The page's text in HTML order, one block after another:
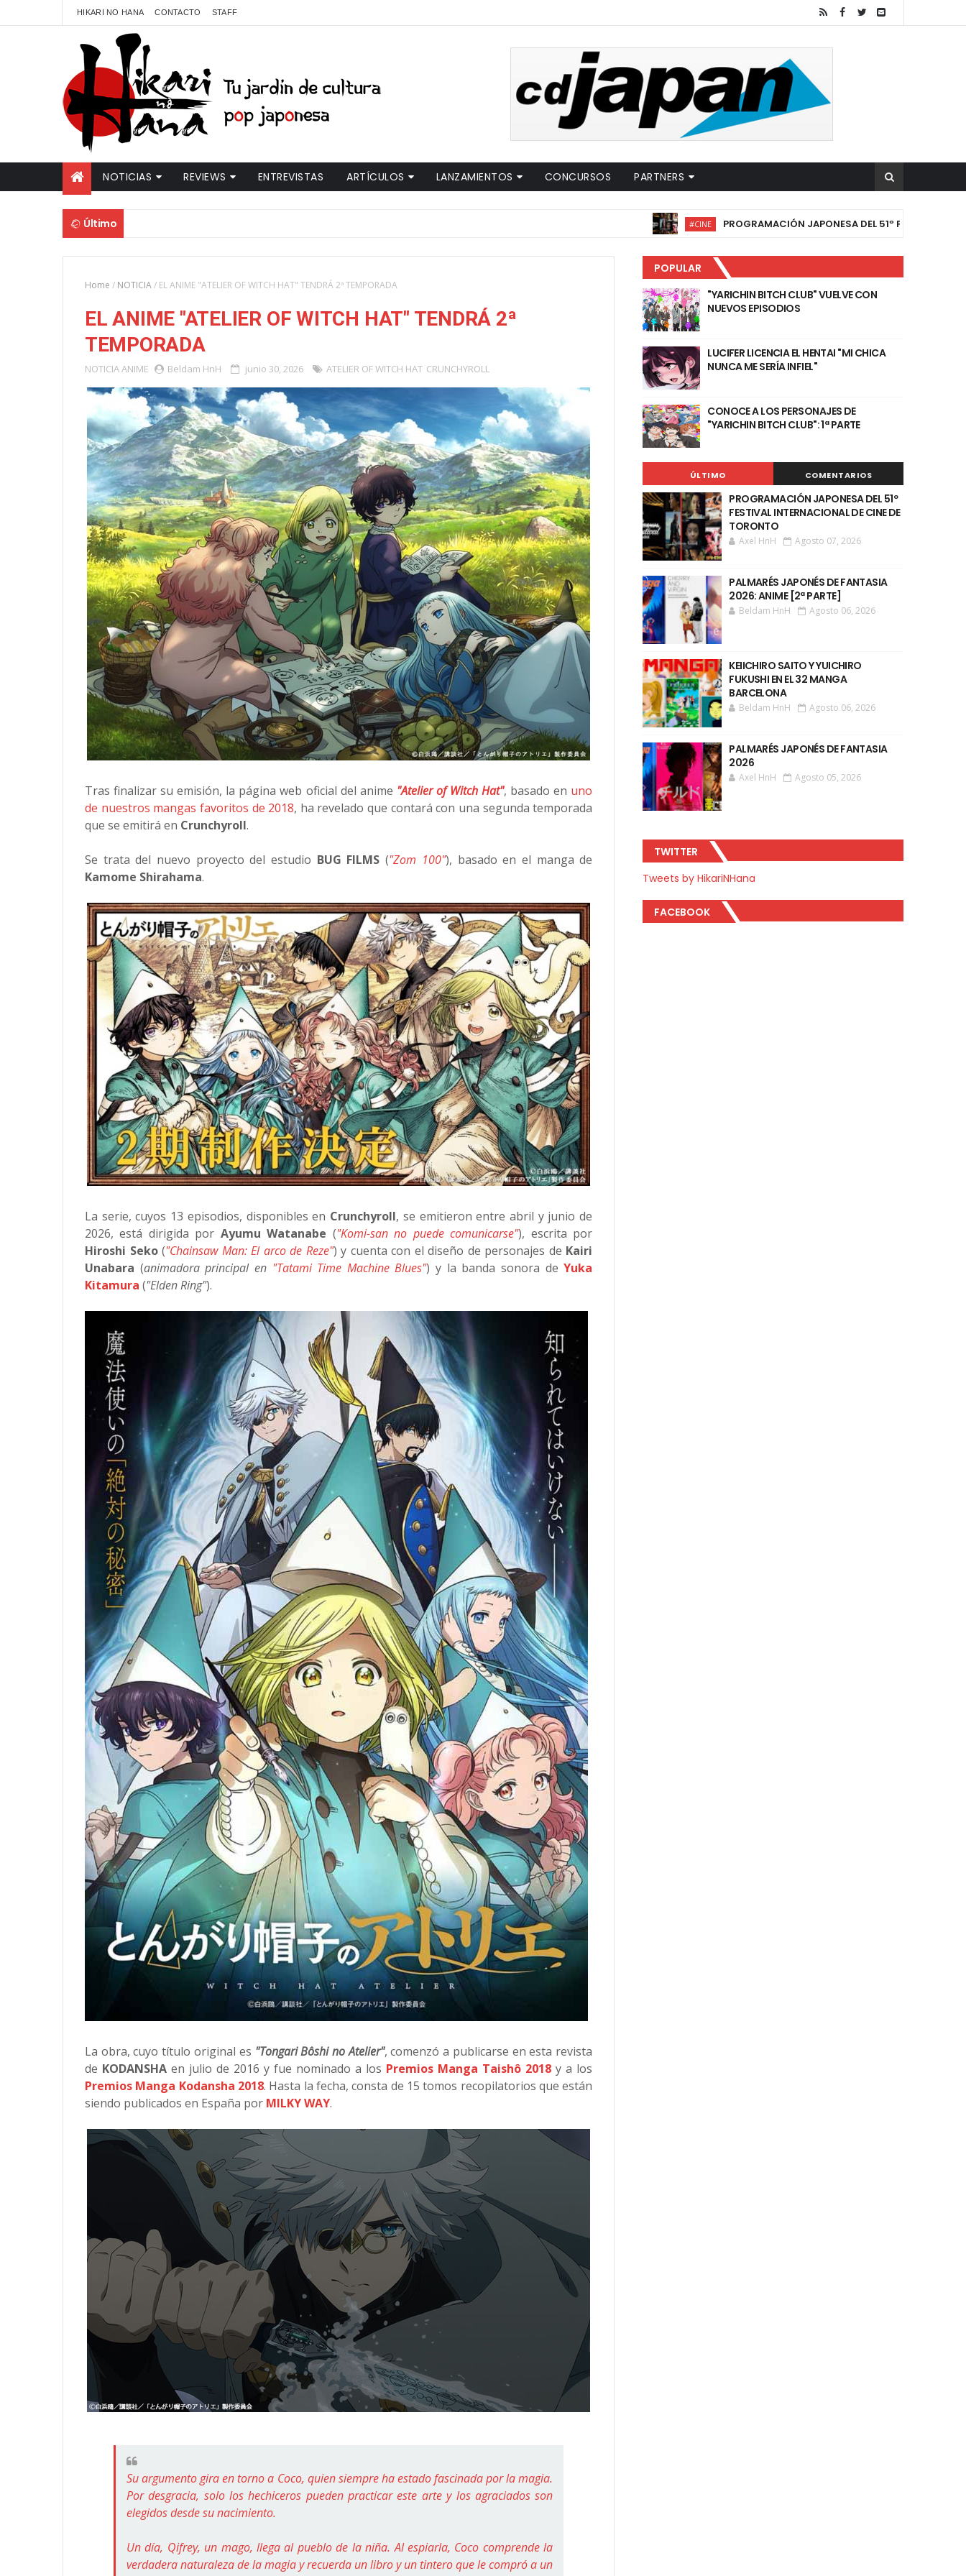
HIKARI NO HANA CONTACTO STAFF
NOTICIAS REVIEWS ENTREVISTAS ARTÍCULOS LANZAMIENTOS CONCURSOS PARTNERS
Último #CINE PROGRAMACIÓN JAPONESA DEL 51º FESTIVAL
Home / NOTICIA/ EL ANIME "ATELIER OF WITCH HAT" TENDRÁ 2ª TEMPORADA
EL ANIME "ATELIER OF WITCH HAT" TENDRÁ 2ª
TEMPORADA
NOTICIAANIME Beldam HnH junio 30, 2026 ATELIER OF WITCH HAT CRUNCHYROLL
Tras finalizar su emisión, la página web oficial del anime "Atelier of Witch Hat", basado en uno
de nuestros mangas favoritos de 2018, ha revelado que contará con una segunda temporada
que se emitirá en Crunchyroll.
Se trata del nuevo proyecto del estudio BUG FILMS ("Zom 100"), basado en el manga de
Kamome Shirahama.
La serie, cuyos 13 episodios, disponibles en Crunchyroll, se emitieron entre abril y junio de
2026, está dirigida por Ayumu Watanabe ("Komi-san no puede comunicarse"), escrita por
Hiroshi Seko("Chainsaw Man: El arco de Reze") y cuenta con el diseño de personajes de Kairi
Unabara (animadora principal en "Tatami Time Machine Blues") y la banda sonora deYuka
Kitamura ("Elden Ring").
La obra, cuyo título original es "Tongari Bôshi no Atelier", comenzó a publicarse en esta revista
de KODANSHA en julio de 2016 y fue nominado a los Premios Manga Taishô 2018 y a los
Premios Manga Kodansha 2018. Hasta la fecha, consta de 15 tomos recopilatorios que están
siendo publicados en España por MILKY WAY.
Su argumento gira en torno a Coco, quien siempre ha estado fascinada por la magia.
Por desgracia, solo los hechiceros pueden practicar este arte y los agraciados son
elegidos desde su nacimiento.
Un día, Qifrey, un mago, llega al pueblo de la niña. Al espiarla, Coco comprende la
verdadera naturaleza de la magia y recuerda un libro y un tintero que le compró a un
POPULAR
"YARICHIN BITCH CLUB" VUELVE CON
NUEVOS EPISODIOS
LUCIFER LICENCIA EL HENTAI "MI CHICA
NUNCA ME SERÍA INFIEL"
CONOCE A LOS PERSONAJES DE
"YARICHIN BITCH CLUB": 1ª PARTE
ÚLTIMO COMENTARIOS
PROGRAMACIÓN JAPONESA DEL 51º
FESTIVAL INTERNACIONAL DE CINE DE
TORONTO
Axel HnH Agosto 07, 2026
PALMARÉS JAPONÉS DE FANTASIA
2026: ANIME [2ª PARTE]
Beldam HnH Agosto 06, 2026
KEIICHIRO SAITO Y YUICHIRO
FUKUSHI EN EL 32 MANGA
BARCELONA
Beldam HnH Agosto 06, 2026
PALMARÉS JAPONÉS DE FANTASIA
2026
Axel HnH Agosto 05, 2026
TWITTER
Tweets by HikariNHana
FACEBOOK